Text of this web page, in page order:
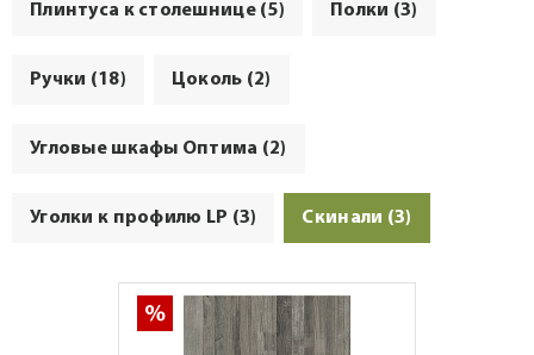
Плинтуса к столешнице (5) Полки (3)
Ручки (18) Цоколь (2)
Угловые шкафы Оптима (2)
Уголки к профилю LP (3) Скинали (3)